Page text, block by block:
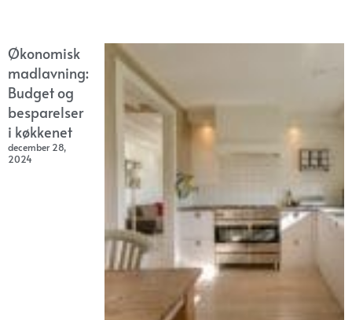
Økonomisk
madlavning:
Budget og
besparelser
i køkkenet
december 28,
2024